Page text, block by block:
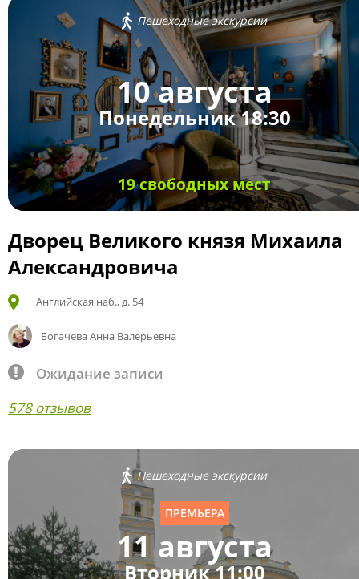
Пешеходные экскурсии
10 августа
Понедельник 18:30
19 свободных мест
Дворец Великого князя Михаила
Александровича
Английская наб., д. 54
Богачева Анна Валерьевна
Ожидание записи
578 отзывов
Пешеходные экскурсии
ПРЕМЬЕРА
11 августа
Вторник 11:00